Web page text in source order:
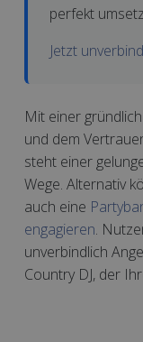
perfekt
Jetzt
Mit einer
und dem
steht einer
Wege. Alternativ
auch eine
engagieren.
unverbindlich
Country DJ, der